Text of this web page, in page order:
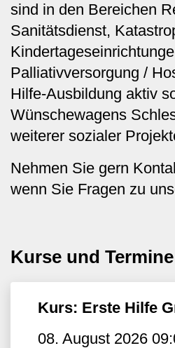
sind in den Bereichen
Sanitätsdienst,
Palliativversorgung /
Hilfe-Ausbildung aktiv
Wünschewagens
weiterer sozialer
Nehmen Sie gern
wenn Sie Fragen zu
Kurse und Termine
Kurs: Erste Hilfe
08. August 2026